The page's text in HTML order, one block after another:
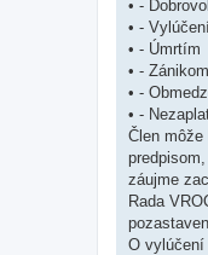
• -
• -
• - Úmrtím
• -
• -
• -
Člen
záujme
Rada
O vylúčení